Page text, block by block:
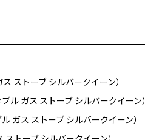
ストーブ シルバークイーン）
ル ガス ストーブ シルバークイーン）
ガス ストーブ シルバークイーン）